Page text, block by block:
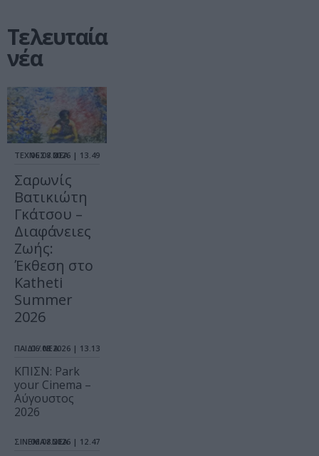
Τελευταία
νέα
ΤΕΧΝΕΣ / ΝΕΑ
06.08.2026 | 13.49
Σαρωνίς
Βατικιώτη
Γκάτσου –
Διαφάνειες
Ζωής:
Έκθεση στο
Katheti
Summer
2026
ΠΑΙΔΙ / ΝΕΑ
06.08.2026 | 13.13
ΚΠΙΣΝ: Park
your Cinema –
Αύγουστος
2026
ΣΙΝΕΜΑ / ΝΕΑ
06.08.2026 | 12.47